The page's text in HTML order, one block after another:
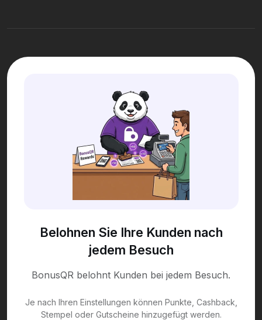
Belohnen Sie Ihre Kunden nach
jedem Besuch
BonusQR belohnt Kunden bei jedem Besuch.
Je nach Ihren Einstellungen können Punkte, Cashback,
Stempel oder Gutscheine hinzugefügt werden.